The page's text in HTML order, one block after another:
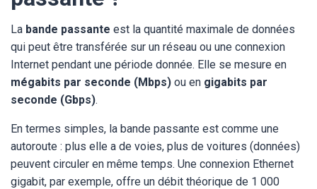
La bande passante est la quantité maximale de données
qui peut être transférée sur un réseau ou une connexion
Internet pendant une période donnée. Elle se mesure en
mégabits par seconde (Mbps) ou en gigabits par
seconde (Gbps).
En termes simples, la bande passante est comme une
autoroute : plus elle a de voies, plus de voitures (données)
peuvent circuler en même temps. Une connexion Ethernet
gigabit, par exemple, offre un débit théorique de 1 000